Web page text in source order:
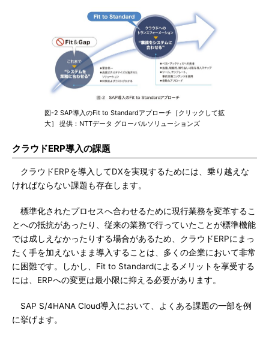
図-2 SAP導入のFit to Standardアプローチ［クリックして拡
大］ 提供：NTTデータ グローバルソリューションズ
クラウドERP導入の課題
クラウドERPを導入してDXを実現するためには、乗り越えな
ければならない課題も存在します。
標準化されたプロセスへ合わせるために現行業務を変革するこ
とへの抵抗があったり、従来の業務で行っていたことが標準機能
では成しえなかったりする場合があるため、クラウドERPにまっ
たく手を加えないまま導入することは、多くの企業において非常
に困難です。しかし、Fit to Standardによるメリットを享受する
には、ERPへの変更は最小限に抑える必要があります。
SAP S/4HANA Cloud導入において、よくある課題の一部を例
に挙げます。